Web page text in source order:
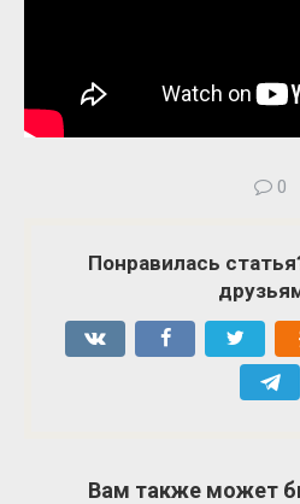
0
Понравилась
Вам также может